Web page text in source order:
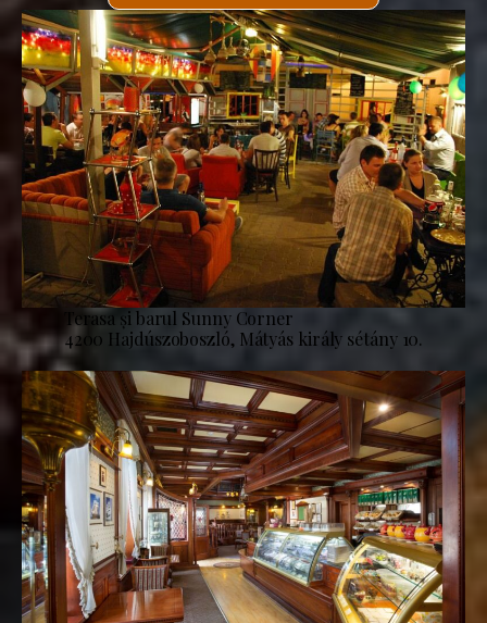
Terasa și barul Sunny Corner
4200 Hajdúszoboszló, Mátyás király sétány 10.